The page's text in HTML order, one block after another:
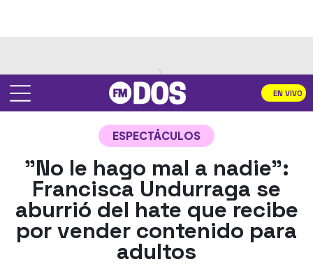
EN VIVO
ESPECTÁCULOS
"No le hago mal a nadie":
Francisca Undurraga se
aburrió del hate que recibe
por vender contenido para
adultos